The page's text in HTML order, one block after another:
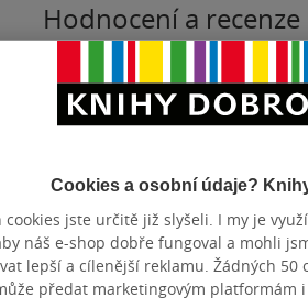
Hodnocení a
PŘIDEJTE SVÉ
Cookies a osobní údaje?
cookies jste určitě již slyšeli. I my je
náš e-shop dobře fungoval a mohli
lepší a cílenější reklamu. Žádných 50
předat marketingovým platformám